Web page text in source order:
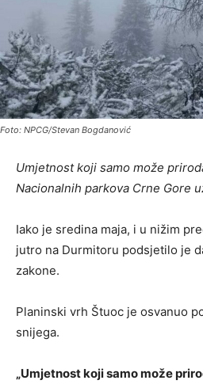
Foto: NPCG/Stevan Bogdanović
Umjetnost koji samo može
Nacionalnih parkova Crne Gore
Iako je sredina maja, i u nižim
jutro na Durmitoru podsjetilo je
zakone.
Planinski vrh Štuoc je osvanuo
snijega.
„Umjetnost koji samo može